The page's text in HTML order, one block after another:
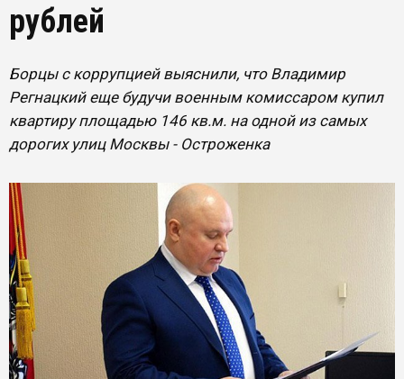
рублей
Борцы с коррупцией выяснили, что Владимир
Регнацкий еще будучи военным комиссаром купил
квартиру площадью 146 кв.м. на одной из самых
дорогих улиц Москвы - Остроженка